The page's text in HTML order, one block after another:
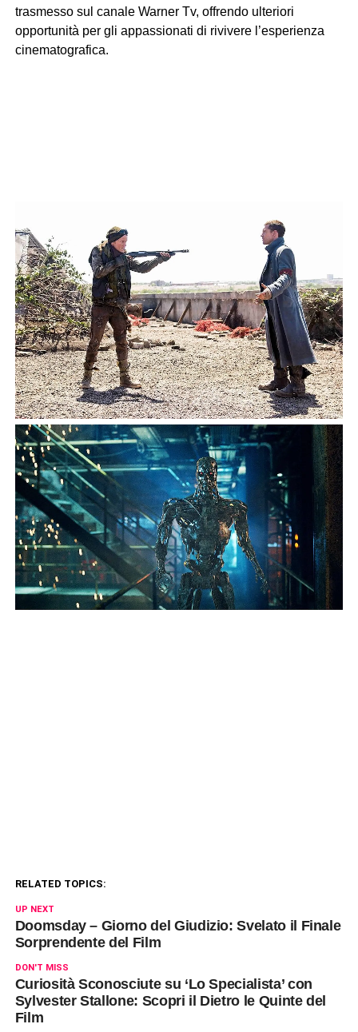
trasmesso sul canale Warner Tv, offrendo ulteriori
opportunità per gli appassionati di rivivere l’esperienza
cinematografica.
RELATED TOPICS:
UP NEXT
Doomsday – Giorno del Giudizio: Svelato il Finale
Sorprendente del Film
DON'T MISS
Curiosità Sconosciute su ‘Lo Specialista’ con
Sylvester Stallone: Scopri il Dietro le Quinte del
Film